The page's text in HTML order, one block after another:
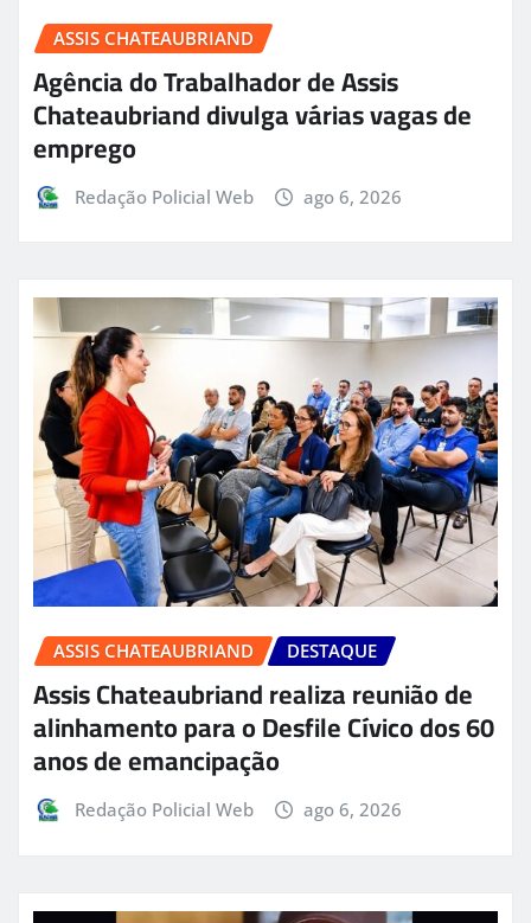
ASSIS CHATEAUBRIAND
Agência do Trabalhador de Assis
Chateaubriand divulga várias vagas de
emprego
Redação Policial Web ago 6, 2026
ASSIS CHATEAUBRIAND DESTAQUE
Assis Chateaubriand realiza reunião de
alinhamento para o Desfile Cívico dos 60
anos de emancipação
Redação Policial Web ago 6, 2026